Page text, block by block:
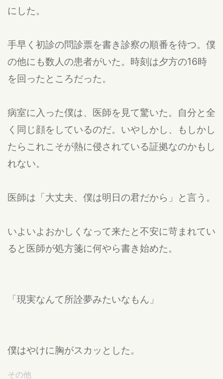
にした。
手早く初診の問診票を書き診察の順番を待つ。僕
の他にも数人の患者がいた。時刻は夕方の16時
を回ったところだった。
病室に入った僕は、医師を見て驚いた。自分と全
く同じ顔をしているのだ。いやしかし、もしかし
たらこれこそが熱に侵されている証拠なのかもし
れない。
医師は「大丈夫、僕は明日の君だから」と言う。
いよいよおかしくなって来たと不安に苛まれてい
ると医師が処方箋に何やら書き始めた。
「現実なんて所詮夢みたいなもん」
僕はやけに胸がスカッとした。
その他